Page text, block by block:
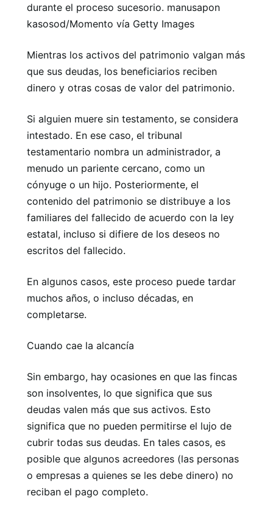
durante el proceso sucesorio. manusapon
kasosod/Momento vía Getty Images
Mientras los activos del patrimonio valgan más
que sus deudas, los beneficiarios reciben
dinero y otras cosas de valor del patrimonio.
Si alguien muere sin testamento, se considera
intestado. En ese caso, el tribunal
testamentario nombra un administrador, a
menudo un pariente cercano, como un
cónyuge o un hijo. Posteriormente, el
contenido del patrimonio se distribuye a los
familiares del fallecido de acuerdo con la ley
estatal, incluso si difiere de los deseos no
escritos del fallecido.
En algunos casos, este proceso puede tardar
muchos años, o incluso décadas, en
completarse.
Cuando cae la alcancía
Sin embargo, hay ocasiones en que las fincas
son insolventes, lo que significa que sus
deudas valen más que sus activos. Esto
significa que no pueden permitirse el lujo de
cubrir todas sus deudas. En tales casos, es
posible que algunos acreedores (las personas
o empresas a quienes se les debe dinero) no
reciban el pago completo.